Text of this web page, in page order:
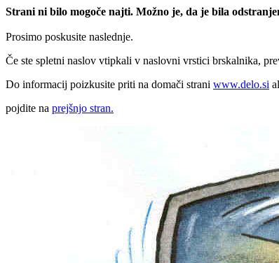
Strani ni bilo mogoče najti. Možno je, da je bila
Prosimo poskusite naslednje.
Če ste spletni naslov vtipkali v naslovni vrstici brskalnika,
Do informacij poizkusite priti na domači strani www.delo.si
pojdite na prejšnjo stran.